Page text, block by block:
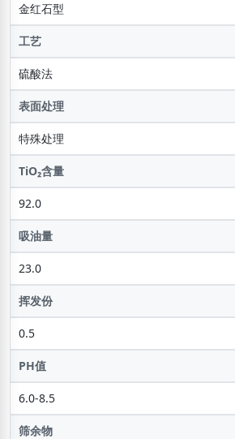
金红石型
工艺
硫酸法
表面处理
特殊处理
TiO₂含量
92.0
吸油量
23.0
挥发份
0.5
PH值
6.0-8.5
筛余物